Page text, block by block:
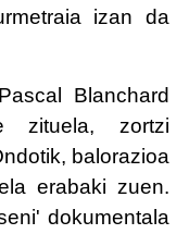
izan da
Blanchard
zituela, zortzi
balorazioa
erabaki zuen.
dokumentala